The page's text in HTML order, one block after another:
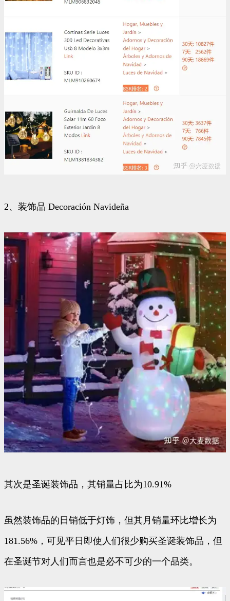
2、装饰品 Decoración Navideña
其次是圣诞装饰品，其销量占比为10.91%
虽然装饰品的日销低于灯饰，但其月销量环比增长为
181.56%，可见平日即使人们很少购买圣诞装饰品，但
在圣诞节对人们而言也是必不可少的一个品类。